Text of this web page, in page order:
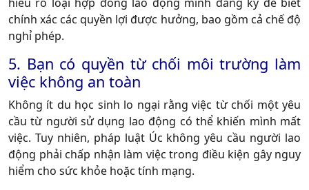
chính xác các quyền lợi được hưởng, bao gồm cả chế độ
nghỉ phép.
5. Bạn có quyền từ chối môi trường làm
việc không an toàn
Không ít du học sinh lo ngại rằng việc từ chối một yêu
cầu từ người sử dụng lao động có thể khiến mình mất
việc. Tuy nhiên, pháp luật Úc không yêu cầu người lao
động phải chấp nhận làm việc trong điều kiện gây nguy
hiểm cho sức khỏe hoặc tính mạng.